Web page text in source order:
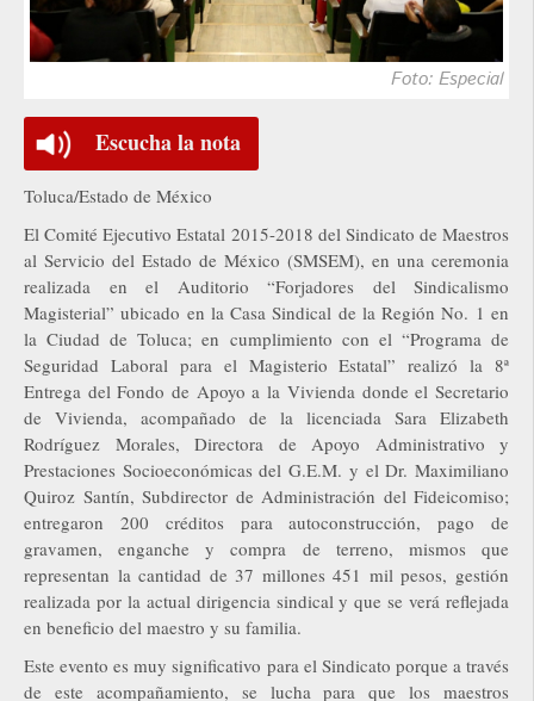
Foto: Especial
Escucha la nota
Toluca/Estado de México
El Comité Ejecutivo Estatal 2015-2018 del Sindicato de Maestros
al Servicio del Estado de México (SMSEM), en una ceremonia
realizada en el Auditorio “Forjadores del Sindicalismo
Magisterial” ubicado en la Casa Sindical de la Región No. 1 en
la Ciudad de Toluca; en cumplimiento con el “Programa de
Seguridad Laboral para el Magisterio Estatal” realizó la 8ª
Entrega del Fondo de Apoyo a la Vivienda donde el Secretario
de Vivienda, acompañado de la licenciada Sara Elizabeth
Rodríguez Morales, Directora de Apoyo Administrativo y
Prestaciones Socioeconómicas del G.E.M. y el Dr. Maximiliano
Quiroz Santín, Subdirector de Administración del Fideicomiso;
entregaron 200 créditos para autoconstrucción, pago de
gravamen, enganche y compra de terreno, mismos que
representan la cantidad de 37 millones 451 mil pesos, gestión
realizada por la actual dirigencia sindical y que se verá reflejada
en beneficio del maestro y su familia.
Este evento es muy significativo para el Sindicato porque a través
de este acompañamiento, se lucha para que los maestros